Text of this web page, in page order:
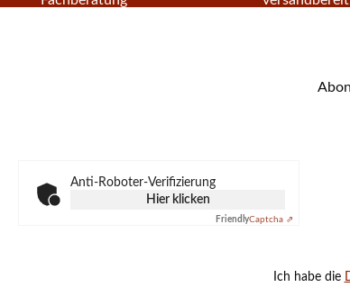
Anti-Roboter-Verifizierung
Hier klicken
FriendlyCaptcha ⇗
Ich habe die